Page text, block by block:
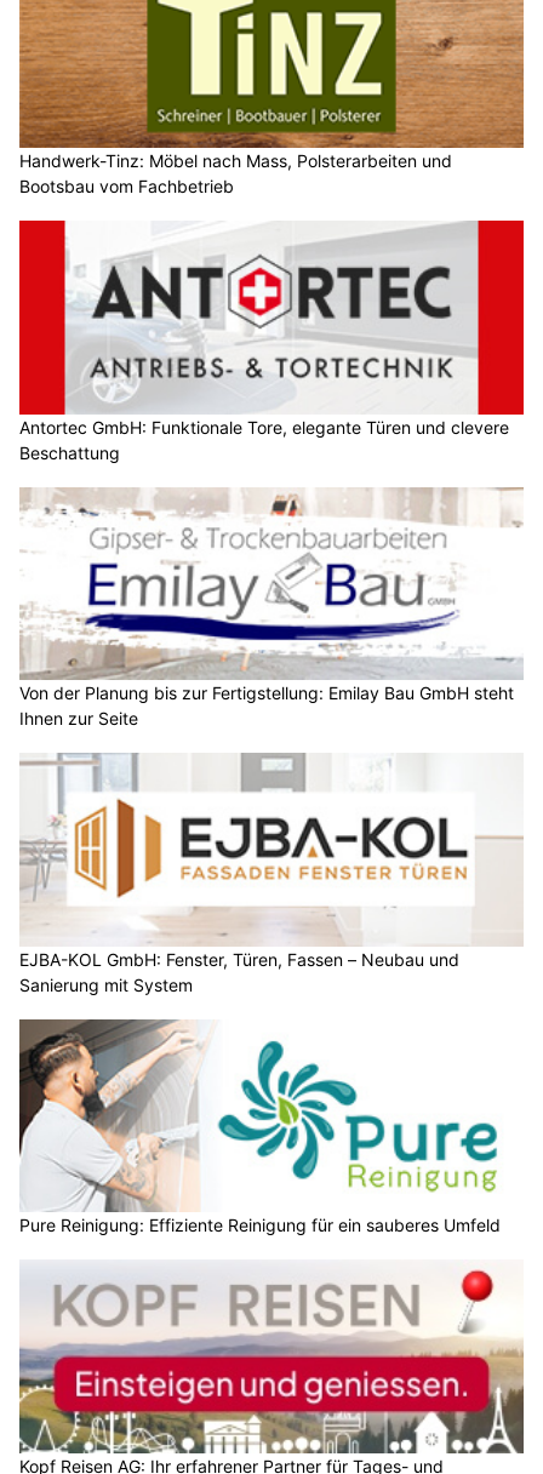
Handwerk-Tinz: Möbel nach Mass, Polsterarbeiten und
Bootsbau vom Fachbetrieb
Antortec GmbH: Funktionale Tore, elegante Türen und clevere
Beschattung
Von der Planung bis zur Fertigstellung: Emilay Bau GmbH steht
Ihnen zur Seite
EJBA-KOL GmbH: Fenster, Türen, Fassen – Neubau und
Sanierung mit System
Pure Reinigung: Effiziente Reinigung für ein sauberes Umfeld
Kopf Reisen AG: Ihr erfahrener Partner für Tages- und